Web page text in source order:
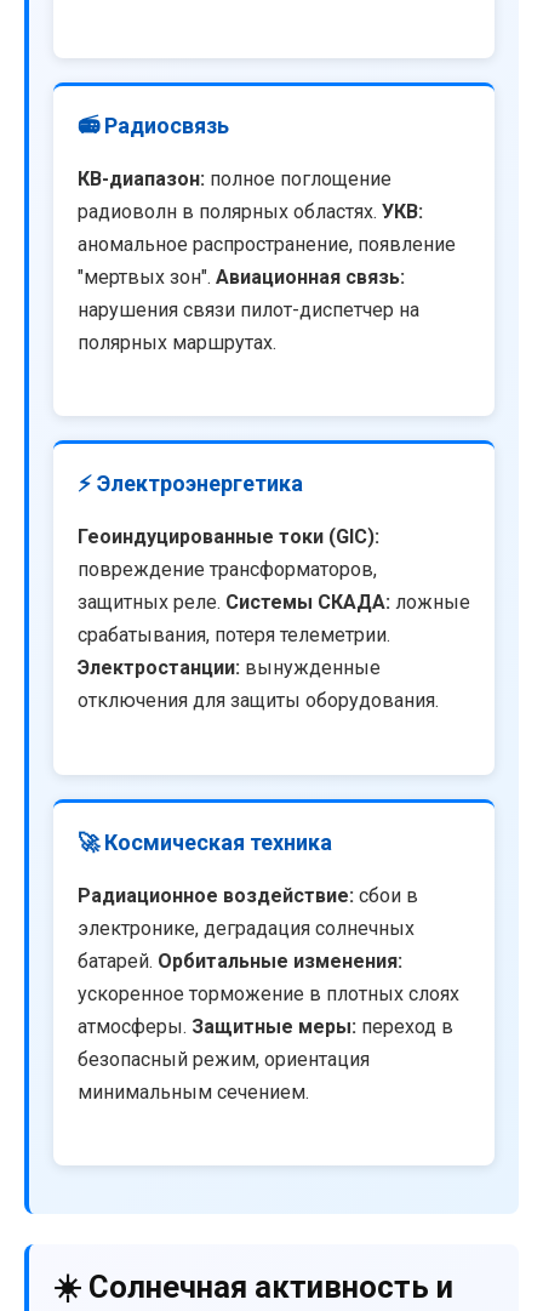
📻 Радиосвязь
КВ-диапазон: полное поглощение
радиоволн в полярных областях. УКВ:
аномальное распространение, появление
"мертвых зон". Авиационная связь:
нарушения связи пилот-диспетчер на
полярных маршрутах.
⚡ Электроэнергетика
Геоиндуцированные токи (GIC):
повреждение трансформаторов,
защитных реле. Системы СКАДА: ложные
срабатывания, потеря телеметрии.
Электростанции: вынужденные
отключения для защиты оборудования.
🚀 Космическая техника
Радиационное воздействие: сбои в
электронике, деградация солнечных
батарей. Орбитальные изменения:
ускоренное торможение в плотных слоях
атмосферы. Защитные меры: переход в
безопасный режим, ориентация
минимальным сечением.
☀️ Солнечная активность и